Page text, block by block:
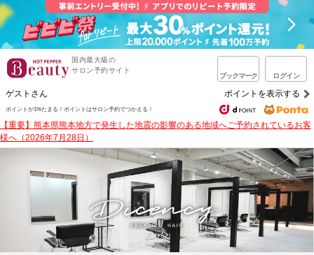
国内最大級の
サロン予約サイト
ブックマーク ログイン
ゲストさん ポイントを表示する
ポイントが1%たまる！ ポイントはサロン予約でつかえる！
【重要】熊本県熊本地方で発生した地震の影響のある地域へご予約されているお客
様へ（2026年7月28日）